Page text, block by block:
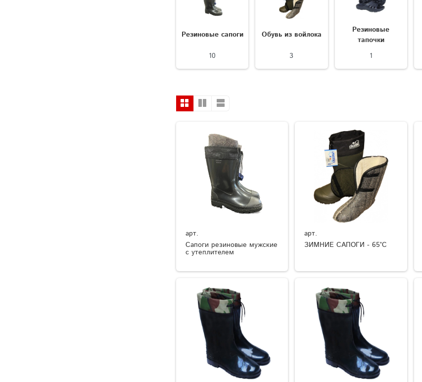
Резиновые сапоги
10
Обувь из войлока
3
Резиновые
тапочки
1
арт.
Сапоги резиновые мужские
с утеплителем
арт.
ЗИМНИЕ САПОГИ - 65°C